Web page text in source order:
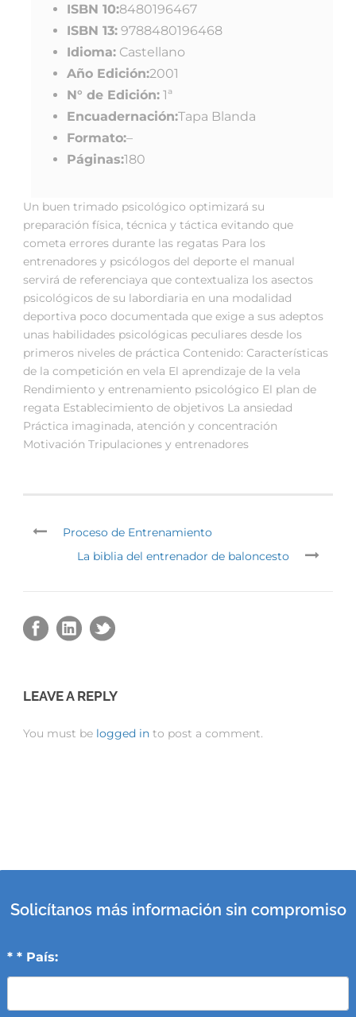
ISBN 10:8480196467
ISBN 13: 9788480196468
Idioma: Castellano
Año Edición:2001
N° de Edición: 1ª
Encuadernación:Tapa Blanda
Formato:–
Páginas:180
Un buen trimado psicológico optimizará su
preparación física, técnica y táctica evitando que
cometa errores durante las regatas Para los
entrenadores y psicólogos del deporte el manual
servirá de referenciaya que contextualiza los asectos
psicológicos de su labordiaria en una modalidad
deportiva poco documentada que exige a sus adeptos
unas habilidades psicológicas peculiares desde los
primeros niveles de práctica Contenido: Características
de la competición en vela El aprendizaje de la vela
Rendimiento y entrenamiento psicológico El plan de
regata Establecimiento de objetivos La ansiedad
Práctica imaginada, atención y concentración
Motivación Tripulaciones y entrenadores
Proceso de Entrenamiento
La biblia del entrenador de baloncesto
LEAVE A REPLY
You must be logged in to post a comment.
Solicítanos más información sin compromiso
* * País: